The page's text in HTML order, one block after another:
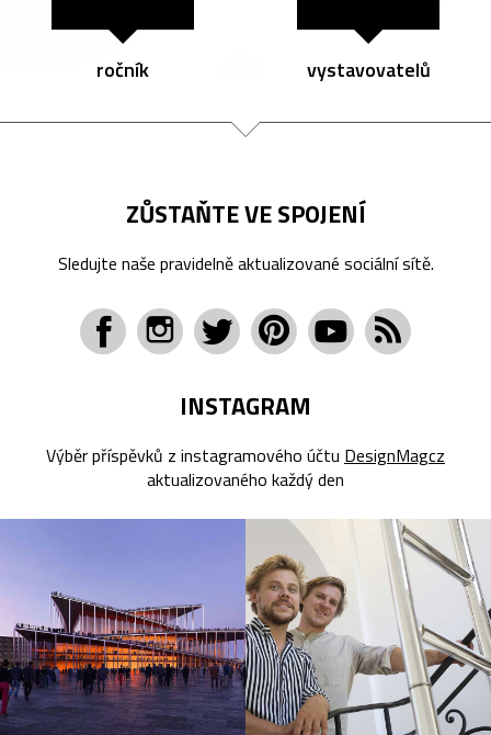
ročník vystavovatelů
ZŮSTAŇTE VE SPOJENÍ
Sledujte naše pravidelně aktualizované sociální sítě.
INSTAGRAM
Výběr příspěvků z instagramového účtu DesignMagcz
aktualizovaného každý den